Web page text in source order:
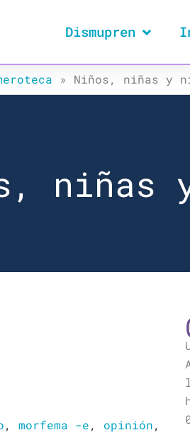
Dismupren
» Niños, niñas y
niñas
, morfema -e, opinión,